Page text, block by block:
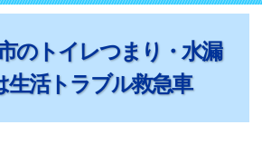
のトイレつまり・水漏
生活トラブル救急車